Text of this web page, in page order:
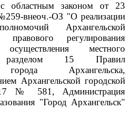
областным законом от 23
внеоч.-ОЗ "О реализации
Архангельской
регулирования
местного
разделом 15 Правил
города Архангельска,
Архангельской городской
№ 581, Администрация
"Город Архангельск"